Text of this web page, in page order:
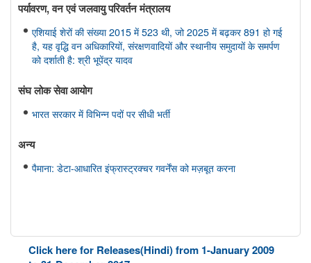
पर्यावरण, वन एवं जलवायु परिवर्तन मंत्रालय
एशियाई शेरों की संख्या 2015 में 523 थी, जो 2025 में बढ़कर 891 हो गई
है, यह वृद्धि वन अधिकारियों, संरक्षणवादियों और स्थानीय समुदायों के समर्पण
को दर्शाती है: श्री भूपेंद्र यादव
संघ लोक सेवा आयोग
भारत सरकार में विभिन्न पदों पर सीधी भर्ती
अन्य
पैमाना: डेटा-आधारित इंफ्रास्ट्रक्चर गवर्नेंस को मज़बूत करना
Click here for Releases(Hindi) from 1-January 2009